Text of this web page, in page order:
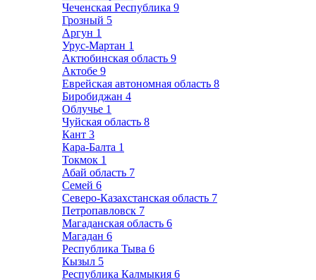
Чеченская Республика 9
Грозный 5
Аргун 1
Урус-Мартан 1
Актюбинская область 9
Актобе 9
Еврейская автономная область 8
Биробиджан 4
Облучье 1
Чуйская область 8
Кант 3
Кара-Балта 1
Токмок 1
Абай область 7
Семей 6
Северо-Казахстанская область 7
Петропавловск 7
Магаданская область 6
Магадан 6
Республика Тыва 6
Кызыл 5
Республика Калмыкия 6